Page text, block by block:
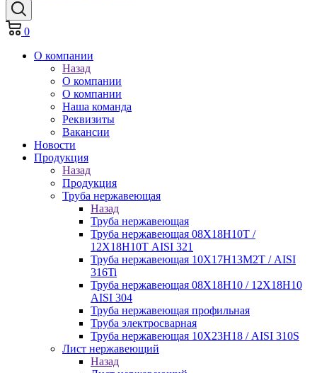
0
О компании
Назад
О компании
О компании
Наша команда
Реквизиты
Вакансии
Новости
Продукция
Назад
Продукция
Труба нержавеющая
Назад
Труба нержавеющая
Труба нержавеющая 08Х18Н10Т /
12Х18Н10Т AISI 321
Труба нержавеющая 10Х17Н13М2Т / AISI
316Ti
Труба нержавеющая 08Х18Н10 / 12Х18Н10
AISI 304
Труба нержавеющая профильная
Труба электросварная
Труба нержавеющая 10Х23Н18 / AISI 310S
Лист нержавеющий
Назад